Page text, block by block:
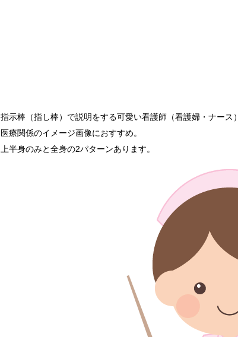
指示棒（指し棒）で説明をする可愛い看護師（看護婦・ナース
医療関係のイメージ画像におすすめ。
上半身のみと全身の2パターンあります。